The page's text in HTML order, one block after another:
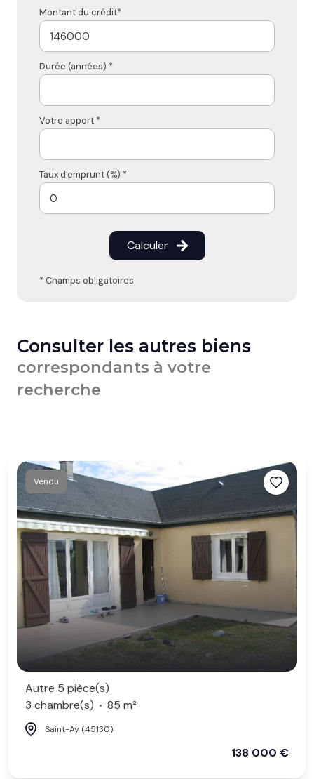
Montant du crédit*
Durée (années) *
Votre apport *
Taux d'emprunt (%) *
Calculer
* Champs obligatoires
Consulter les autres biens
correspondants à votre
recherche
Vendu
Autre 5 pièce(s)
3 chambre(s)
85 m²
Saint-Ay (45130)
138 000 €